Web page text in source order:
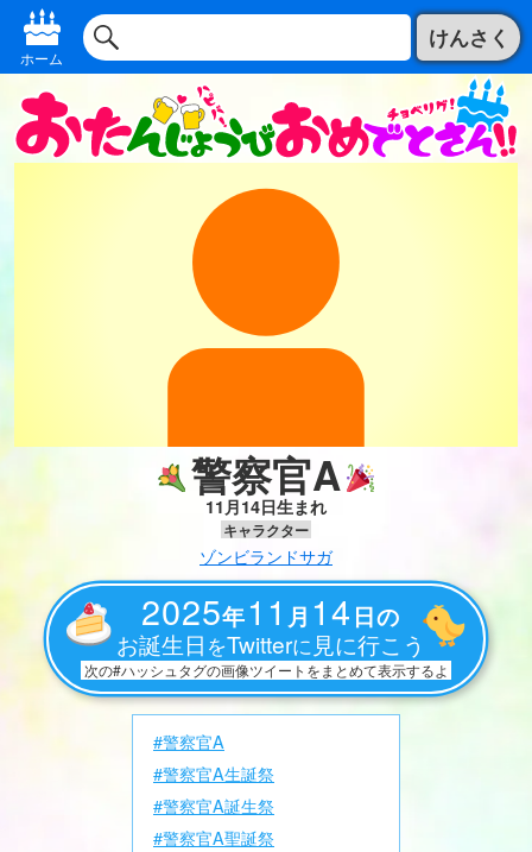
ホーム
けんさく
警察官A
11月14日生まれ
キャラクター
ゾンビランドサガ
2025年11 月 14 日の
お誕生日 をTwitterに 見に行こう
次の#ハッシュタグの画像ツイートをまとめて表示するよ
#警察官A
#警察官A生誕祭
#警察官A誕生祭
#警察官A聖誕祭